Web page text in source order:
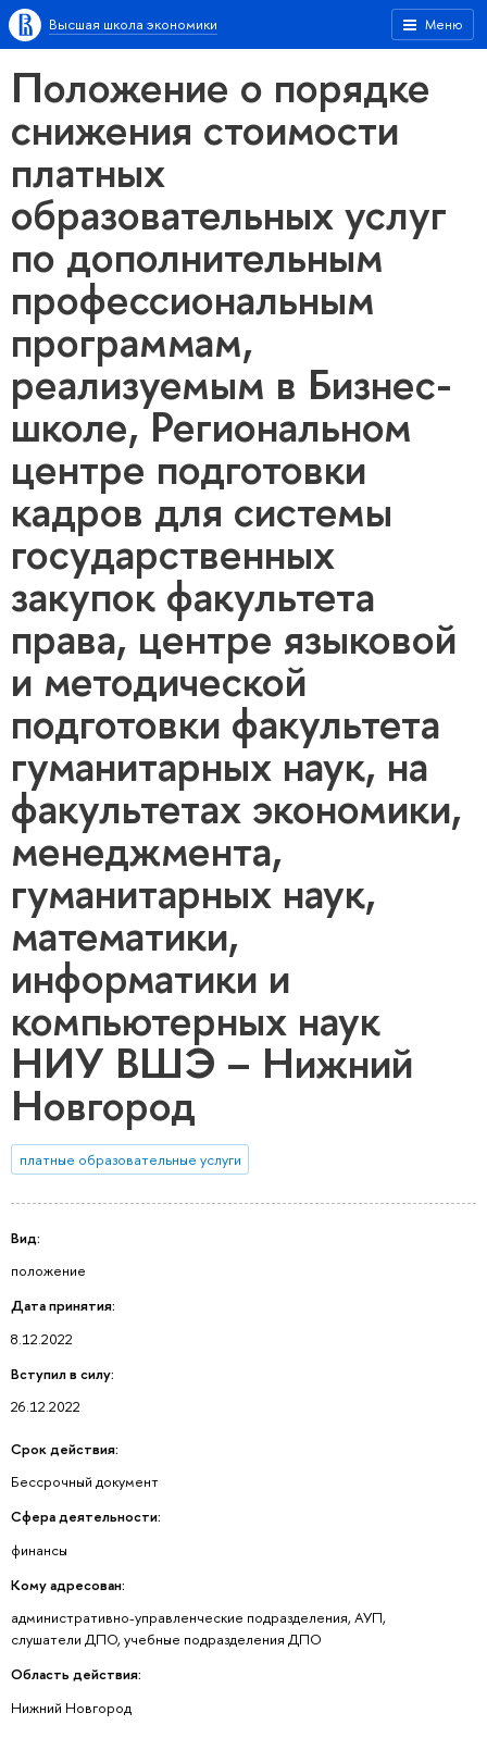
Меню
Высшая школа экономики
Положение о порядке
снижения стоимости
платных
образовательных услуг
по дополнительным
профессиональным
программам,
реализуемым в Бизнес-
школе, Региональном
центре подготовки
кадров для системы
государственных
закупок факультета
права, центре языковой
и методической
подготовки факультета
гуманитарных наук, на
факультетах экономики,
менеджмента,
гуманитарных наук,
математики,
информатики и
компьютерных наук
НИУ ВШЭ – Нижний
Новгород
платные образовательные услуги
Вид:
положение
Дата принятия:
8.12.2022
Вступил в силу:
26.12.2022
Срок действия:
Бессрочный документ
Сфера деятельности:
финансы
Кому адресован:
административно-управленческие подразделения, АУП,
слушатели ДПО, учебные подразделения ДПО
Область действия:
Нижний Новгород